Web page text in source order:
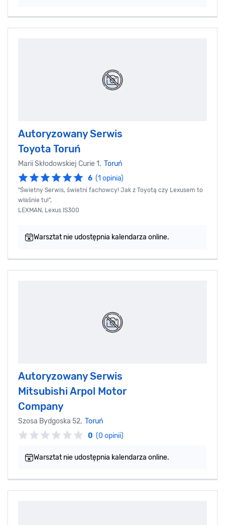
Autoryzowany Serwis
Toyota Toruń
Marii Skłodowskiej Curie 1, Toruń
6 (1 opinia)
"Świetny Serwis, świetni fachowcy! Jak z Toyotą czy Lexusem to
właśnie tu!",
LEXMAN, Lexus IS300
Warsztat nie udostępnia kalendarza online.
Autoryzowany Serwis
Mitsubishi Arpol Motor
Company
Szosa Bydgoska 52, Toruń
0 (0 opinii)
Warsztat nie udostępnia kalendarza online.